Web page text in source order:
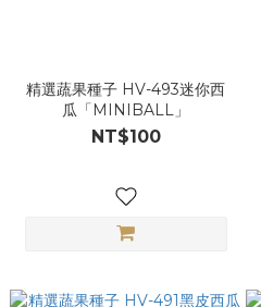
精選蔬果種子 HV-493迷你西
瓜「MINIBALL」
NT$100